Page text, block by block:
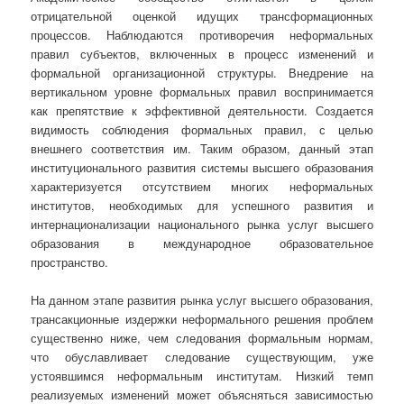
отрицательной оценкой идущих трансформационных
процессов. Наблюдаются противоречия неформальных
правил субъектов, включенных в процесс изменений и
формальной организационной структуры. Внедрение на
вертикальном уровне формальных правил воспринимается
как препятствие к эффективной деятельности. Создается
видимость соблюдения формальных правил, с целью
внешнего соответствия им. Таким образом, данный этап
институционального развития системы высшего образования
характеризуется отсутствием многих неформальных
институтов, необходимых для успешного развития и
интернационализации национального рынка услуг высшего
образования в международное образовательное
пространство.
На данном этапе развития рынка услуг высшего образования,
трансакционные издержки неформального решения проблем
существенно ниже, чем следования формальным нормам,
что обуславливает следование существующим, уже
устоявшимся неформальным институтам. Низкий темп
реализуемых изменений может объясняться зависимостью